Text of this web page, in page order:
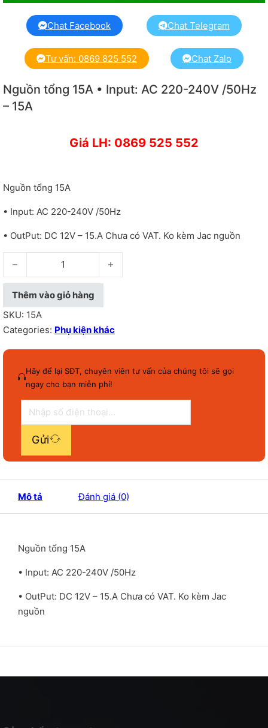
Chat Facebook Chat Telegram
Tư vấn: 0869 825 552 Chat Zalo
Nguồn tổng 15A • Input: AC 220-240V /50Hz
– 15A
Giá LH: 0869 525 552
Nguồn tổng 15A
• Input: AC 220-240V /50Hz
• OutPut: DC 12V – 15.A Chưa có VAT. Ko kèm Jac nguồn
Nguồn tổng 15A • Input: AC 220-240V /50Hz - 15A số lượng
Thêm vào giỏ hàng
SKU: 15A
Categories: Phụ kiện khác
Hãy để lại SĐT, chuyên viên tư vấn của chúng tôi sẽ gọi
ngay cho bạn miễn phí!
Gửi
Mô tả Đánh giá (0)
Nguồn tổng 15A
• Input: AC 220-240V /50Hz
• OutPut: DC 12V – 15.A Chưa có VAT. Ko kèm Jac
nguồn